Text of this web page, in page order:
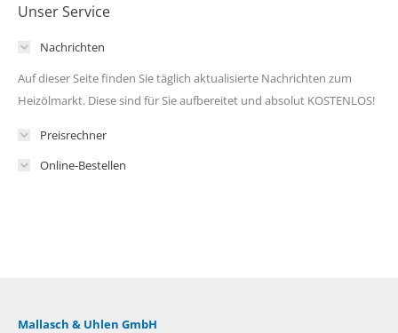
Unser Service
Nachrichten
Auf dieser Seite finden Sie täglich aktualisierte Nachrichten zum
Heizölmarkt. Diese sind für Sie aufbereitet und absolut KOSTENLOS!
Preisrechner
Online-Bestellen
Mallasch & Uhlen GmbH